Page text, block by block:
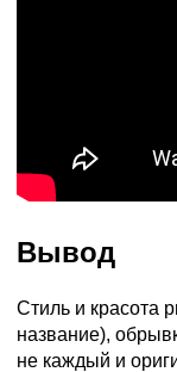
Вывод
Стиль и красота
название),
не каждый и